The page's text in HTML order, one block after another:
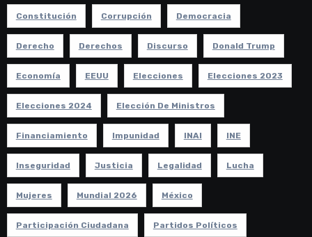
Constitución Corrupción Democracia
Derecho Derechos Discurso Donald Trump
Economía EEUU Elecciones Elecciones 2023
Elecciones 2024 Elección De Ministros
Financiamiento Impunidad INAI INE
Inseguridad Justicia Legalidad Lucha
Mujeres Mundial 2026 México
Participación Ciudadana Partidos Políticos